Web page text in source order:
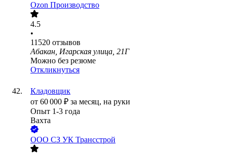
Ozon Производство
4.5
•
11520 отзывов
Абакан, Игарская улица, 21Г
Можно без резюме
Откликнуться
Кладовщик
от 60 000 ₽ за месяц, на руки
Опыт 1-3 года
Вахта
ООО СЗ УК Трансстрой